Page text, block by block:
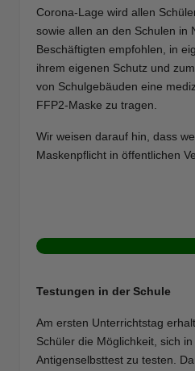
Corona-Lage wird allen
sowie allen an den Schulen in
Beschäftigten empfohlen, in
ihrem eigenen Schutz und
von Schulgebäuden eine
FFP2-Maske zu tragen.
Wir weisen darauf hin, dass
Maskenpflicht in öffentlichen
Testungen in der Schule
Am ersten Unterrichtstag
Schüler die Möglichkeit, sich
Antigenselbsttest zu testen.